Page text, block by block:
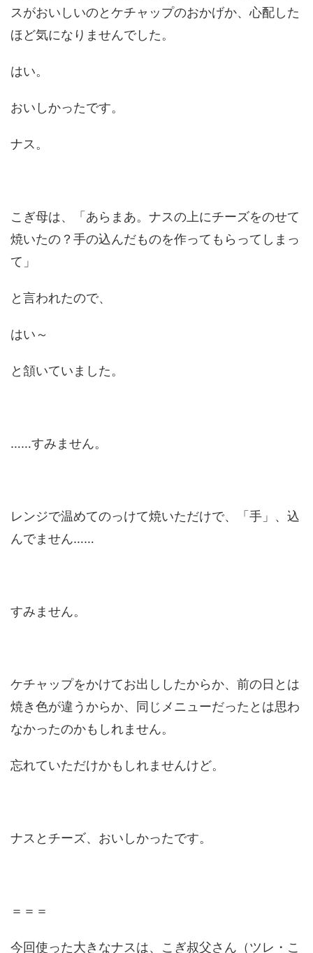
スがおいしいのとケチャップのおかげか、心配した
ほど気になりませんでした。
はい。
おいしかったです。
ナス。
こぎ母は、「あらまあ。ナスの上にチーズをのせて
焼いたの？手の込んだものを作ってもらってしまっ
て」
と言われたので、
はい～
と頷いていました。
……すみません。
レンジで温めてのっけて焼いただけで、「手」、込
んでません……
すみません。
ケチャップをかけてお出ししたからか、前の日とは
焼き色が違うからか、同じメニューだったとは思わ
なかったのかもしれません。
忘れていただけかもしれませんけど。
ナスとチーズ、おいしかったです。
＝＝＝
今回使った大きなナスは、こぎ叔父さん（ツレ・こ